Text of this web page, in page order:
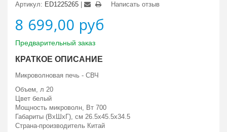
Артикул: ED1225265 Написать отзыв
8 699,00 руб
Предварительный заказ
КРАТКОЕ ОПИСАНИЕ
Микроволновая печь - СВЧ
Объем, л 20
Цвет белый
Мощность микроволн, Вт 700
Габариты (ВxШxГ), см 26.5x45.5x34.5
Страна-производитель Китай